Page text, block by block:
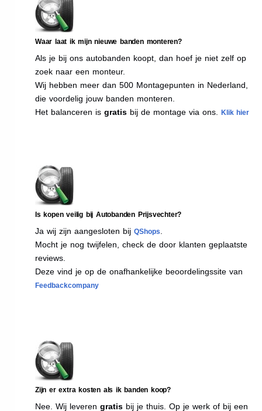
Waar laat ik mijn nieuwe banden monteren?
Als je bij ons autobanden koopt, dan hoef je niet zelf op
zoek naar een monteur.
Wij hebben meer dan 500 Montagepunten in Nederland,
die voordelig jouw banden monteren.
Het balanceren is gratis bij de montage via ons. Klik hier
Is kopen veilig bij Autobanden Prijsvechter?
Ja wij zijn aangesloten bij QShops
Mocht je nog twijfelen, check de door klanten geplaatste
reviews.
Deze vind je op de onafhankelijke beoordelingssite van
Feedbackcompany
Zijn er extra kosten als ik banden koop?
Nee. Wij leveren gratis bij je thuis. Op je werk of bij een